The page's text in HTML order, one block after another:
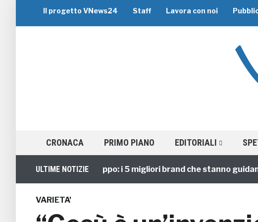
Il progetto VNews24 Staff Lavora con noi
CRONACA PRIMO PIANO EDITORIALI
ULTIME NOTIZIE
Viaggi di Gruppo: i 5 migliori brand che stanno guidando
VARIETA'